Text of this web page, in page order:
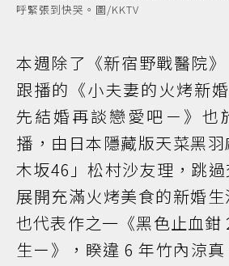
呼緊張到快哭。圖/KKTV
本週除了《新宿野戰醫院》
跟播的《小夫妻的火烤新
先結婚再談戀愛吧－》也
播，由日本隱藏版天菜黑
木坂46」松村沙友理，跳過
展開充滿火烤美食的新婚
也代表作之一《黑色止血鉗
生ー》，睽違 6 年竹內涼